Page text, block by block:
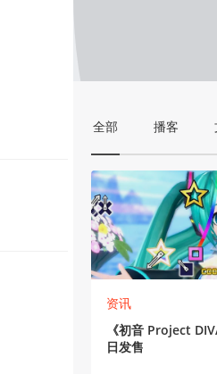
全部 播客
资讯
《初音 Project
日发售